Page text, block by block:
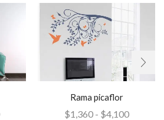
Rama picaflor
$1,360 - $4,100